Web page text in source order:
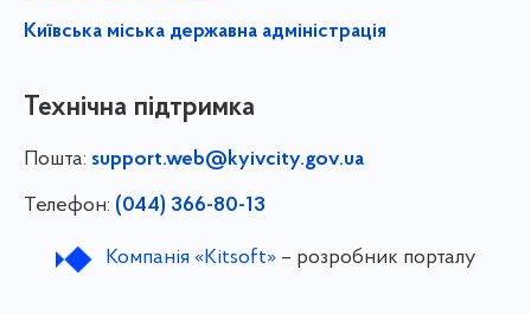
Київська міська державна адміністрація
Технічна підтримка
Пошта: support.web@kyivcity.gov.ua
Телефон: (044) 366-80-13
Компанія «Kitsoft»– розробник порталу